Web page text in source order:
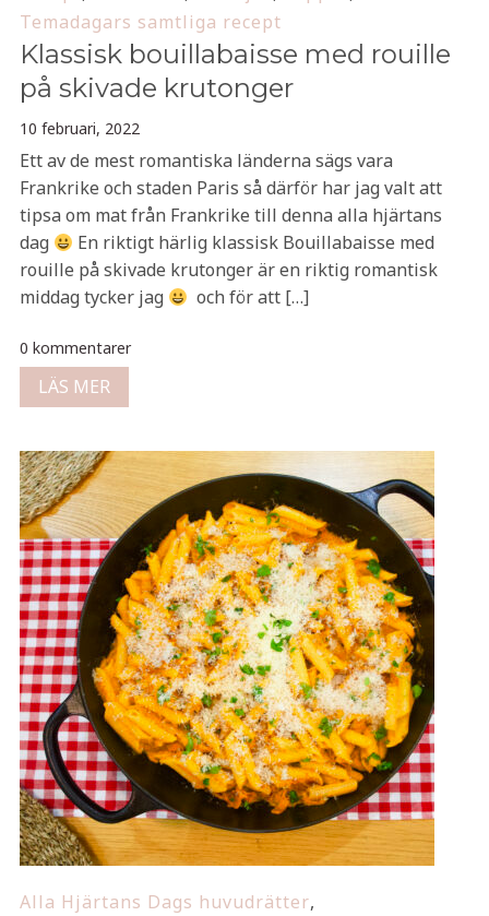
Temadagars samtliga recept
Klassisk bouillabaisse med rouille
på skivade krutonger
10 februari, 2022
Ett av de mest romantiska länderna sägs vara
Frankrike och staden Paris så därför har jag valt att
tipsa om mat från Frankrike till denna alla hjärtans
dag
En riktigt härlig klassisk Bouillabaisse med
rouille på skivade krutonger är en riktig romantisk
middag tycker jag
och för att […]
0 kommentarer
LÄS MER
Alla Hjärtans Dags huvudrätter,